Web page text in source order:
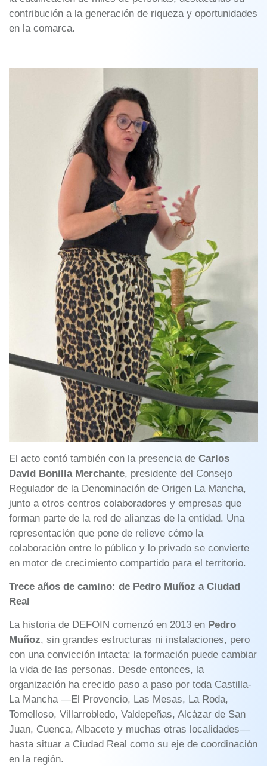
contribución a la generación de riqueza y oportunidades
en la comarca.
El acto contó también con la presencia de Carlos
David Bonilla Merchante, presidente del Consejo
Regulador de la Denominación de Origen La Mancha,
junto a otros centros colaboradores y empresas que
forman parte de la red de alianzas de la entidad. Una
representación que pone de relieve cómo la
colaboración entre lo público y lo privado se convierte
en motor de crecimiento compartido para el territorio.
Trece años de camino: de Pedro Muñoz a Ciudad
Real
La historia de DEFOIN comenzó en 2013 en Pedro
Muñoz, sin grandes estructuras ni instalaciones, pero
con una convicción intacta: la formación puede cambiar
la vida de las personas. Desde entonces, la
organización ha crecido paso a paso por toda Castilla-
La Mancha —El Provencio, Las Mesas, La Roda,
Tomelloso, Villarrobledo, Valdepeñas, Alcázar de San
Juan, Cuenca, Albacete y muchas otras localidades—
hasta situar a Ciudad Real como su eje de coordinación
en la región.